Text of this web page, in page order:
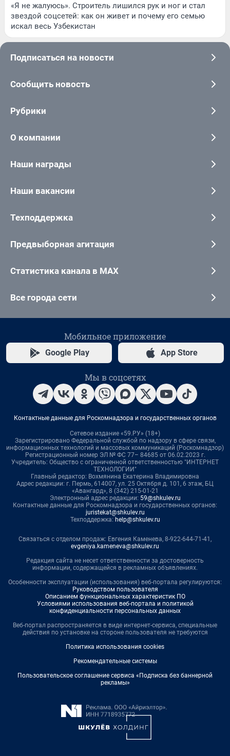
«Я не жалуюсь». Строитель лишился рук и ног и стал
звездой соцсетей: как он живет и почему его семью
искал весь Узбекистан
Подписаться на новости
Сообщить новость
Рубрики
О компании
Наши награды
Наши вакансии
Техподдержка
Предвыборная агитация
Статистика канала в MAX
Все города сети
Мобильное приложение
Google Play App Store
Мы в соцсетях
Контактные данные для Роскомнадзора и государственных органов
Сетевое издание «59.РУ» (18+)
Зарегистрировано Федеральной службой по надзору в сфере связи,
информационных технологий и массовых коммуникаций (Роскомнадзор)
Регистрационный номер ЭЛ № ФС 77– 84685 от 06.02.2023 г.
Учредитель: Общество с ограниченной ответственностью "ИНТЕРНЕТ
ТЕХНОЛОГИИ"
Главный редактор: Вохмянина Екатерина Владимировна
Адрес редакции: г. Пермь, 614007, ул. 25 Октября д. 101, 6 этаж, БЦ
«Авангард», 8 (342) 215-01-21
Электронный адрес редакции: 59@shkulev.ru
Контактные данные для Роскомнадзора и государственных органов:
juristekat@shkulev.ru
Техподдержка: help@shkulev.ru
Связаться с отделом продаж: Евгения Каменева, 8-922-644-71-41,
evgeniya.kameneva@shkulev.ru
Редакция сайта не несет ответственности за достоверность
информации, содержащейся в рекламных объявлениях.
Особенности эксплуатации (использования) веб-портала регулируются:
Руководством пользователя
Описанием функциональных характеристик ПО
Условиями использования веб-портала и политикой
конфиденциальности персональных данных
Веб-портал распространяется в виде интернет-сервиса, специальные
действия по установке на стороне пользователя не требуются
Политика использования cookies
Рекомендательные системы
Пользовательское соглашение сервиса «Подписка без баннерной
рекламы»